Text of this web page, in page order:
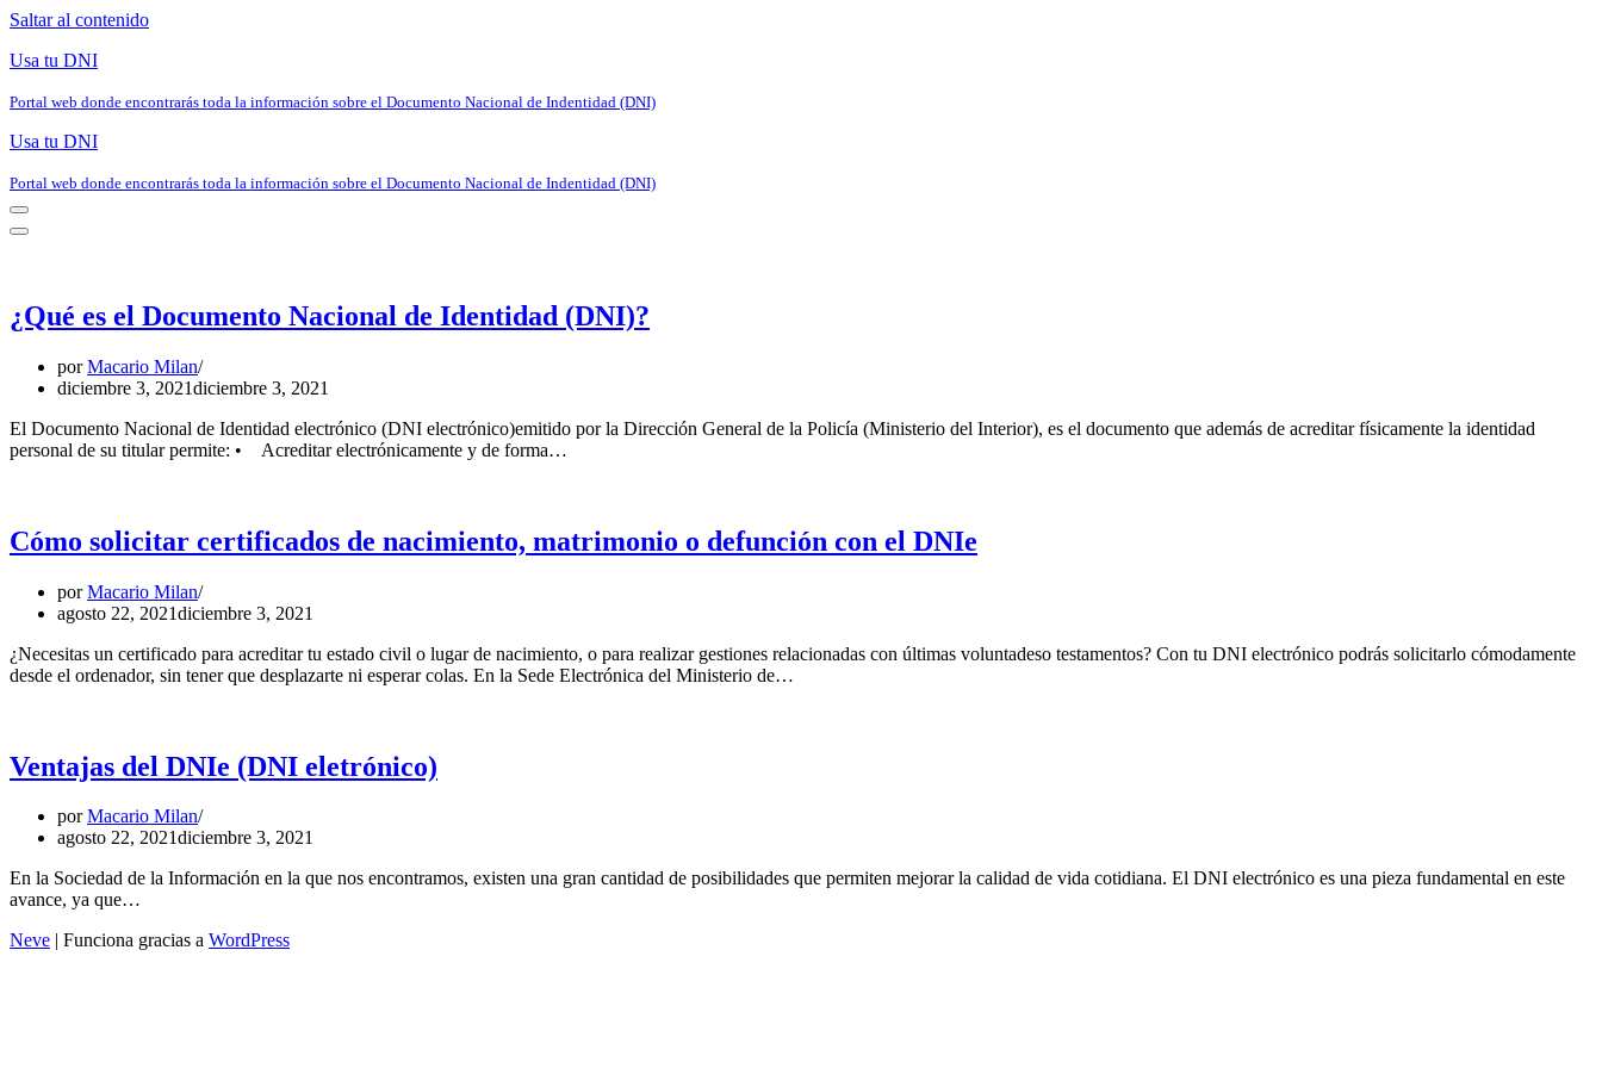
Saltar al contenido
Usa tu DNI
Portal web donde encontrarás toda la información sobre el Documento Nacional de Indentidad (DNI)
Usa tu DNI
Portal web donde encontrarás toda la información sobre el Documento Nacional de Indentidad (DNI)
Menú
de
Menú
¿Qué es el Documento Nacional de Identidad (DNI)?
porMacario Milan
diciembre 3, 2021diciembre 3, 2021
El Documento Nacional de Identidad electrónico (DNI electrónico)emitido por la Dirección General de la Policía (Ministerio del Interior), es el documento que además de acreditar físicamente la identidad
personal de su titular permite: • Acreditar electrónicamente y de forma…
Cómo solicitar certificados de nacimiento, matrimonio o defunción con el DNIe
porMacario Milan
agosto 22, 2021diciembre 3, 2021
¿Necesitas un certificado para acreditar tu estado civil o lugar de nacimiento, o para realizar gestiones relacionadas con últimas voluntadeso testamentos? Con tu DNI electrónico podrás solicitarlo cómodamente
desde el ordenador, sin tener que desplazarte ni esperar colas. En la Sede Electrónica del Ministerio de…
Ventajas del DNIe (DNI eletrónico)
porMacario Milan
agosto 22, 2021diciembre 3, 2021
En la Sociedad de la Información en la que nos encontramos, existen una gran cantidad de posibilidades que permiten mejorar la calidad de vida cotidiana. El DNI electrónico es una pieza fundamental en este
avance, ya que…
Neve | Funciona gracias a WordPress